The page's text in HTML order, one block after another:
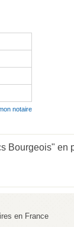
notaire
Bourgeois" en
en France